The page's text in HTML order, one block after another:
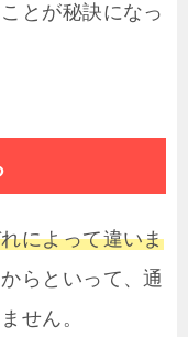
とが秘訣になっ
によって違いま
らといって、通
せん。